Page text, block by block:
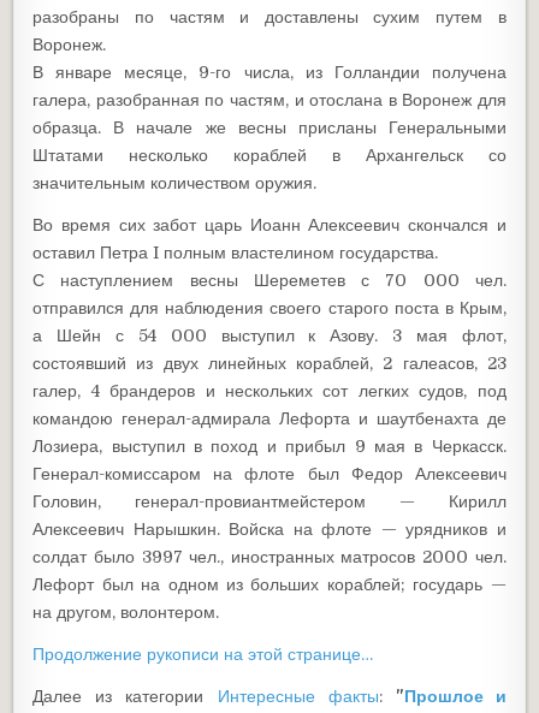
разобраны по частям и доставлены сухим путем в
Воронеж.
В январе месяце, 9-го числа, из Голландии получена
галера, разобранная по частям, и отослана в Воронеж для
образца. В начале же весны присланы Генеральными
Штатами несколько кораблей в Архангельск со
значительным количеством оружия.
Во время сих забот царь Иоанн Алексеевич скончался и
оставил Петра I полным властелином государства.
С наступлением весны Шереметев с 70 000 чел.
отправился для наблюдения своего старого поста в Крым,
а Шейн с 54 000 выступил к Азову. 3 мая флот,
состоявший из двух линейных кораблей, 2 галеасов, 23
галер, 4 брандеров и нескольких сот легких судов, под
командою генерал-адмирала Лефорта и шаутбенахта де
Лозиера, выступил в поход и прибыл 9 мая в Черкасск.
Генерал-комиссаром на флоте был Федор Алексеевич
Головин, генерал-провиантмейстером — Кирилл
Алексеевич Нарышкин. Войска на флоте — урядников и
солдат было 3997 чел., иностранных матросов 2000 чел.
Лефорт был на одном из больших кораблей; государь —
на другом, волонтером.
Продолжение рукописи на этой странице…
Далее из категории Интересные факты: "Прошлое и